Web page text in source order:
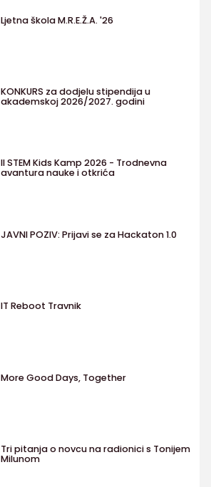
Ljetna škola M.R.E.Ž.A. '26
KONKURS za dodjelu stipendija u
akademskoj 2026/2027. godini
II STEM Kids Kamp 2026 - Trodnevna
avantura nauke i otkrića
JAVNI POZIV: Prijavi se za Hackaton 1.0
IT Reboot Travnik
More Good Days, Together
Tri pitanja o novcu na radionici s Tonijem
Milunom